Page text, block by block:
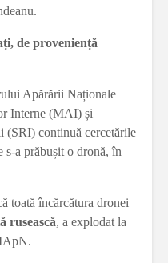
de proveniență
Apărării Naționale
Interne (MAI) și
(SRI) continuă cercetările
a prăbușit o dronă, în
toată încărcătura dronei
rusească, a explodat la